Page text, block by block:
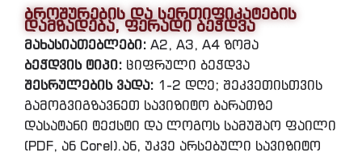
ბროშურების და სერთიფიკატების
დამზადება, ფერადი ბეჭდვა
მახასიათებლები: A2, A3, A4 ზომა
ბეჭდვის ტიპი: ციფრული ბეჭდვა
შესრულების ვადა: 1-2 დღე; შეკვეთისთვის
გამოგვიგზავნეთ სავიზიტო ბარათზე
დასატანი ტექსტი და ლოგოს სამუშაო ფაილი
(PDF, ან Corel).ან, უკვე არსებული სავიზიტო